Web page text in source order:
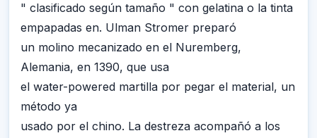
" clasificado según tamaño " con gelatina o la tinta
empapadas en. Ulman Stromer preparó
un molino mecanizado en el Nuremberg,
Alemania, en 1390, que usa
el water-powered martilla por pegar el material, un
método ya
usado por el chino. La destreza acompañó a los